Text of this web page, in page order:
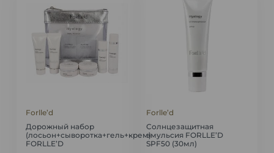
Forlle’d
Дорожный набор
(лосьон+сыворотка+гель+крем)
FORLLE’D
Forlle’d
Солнцезащитная
эмульсия FORLLE’D
SPF50 (30мл)